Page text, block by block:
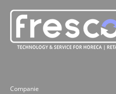
pe
mail.
Companie